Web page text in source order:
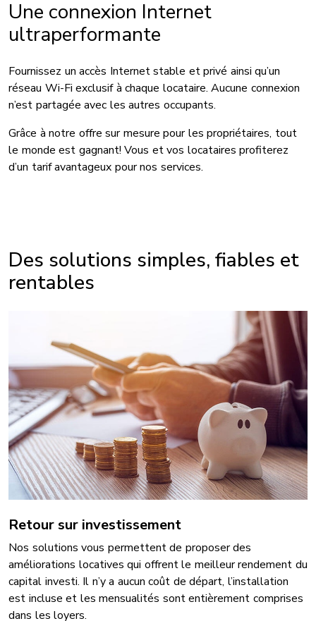
Une connexion Internet
ultraperformante
Fournissez un accès Internet stable et privé ainsi qu’un
réseau Wi-Fi exclusif à chaque locataire. Aucune connexion
n’est partagée avec les autres occupants.
Grâce à notre offre sur mesure pour les propriétaires, tout
le monde est gagnant! Vous et vos locataires profiterez
d’un tarif avantageux pour nos services.
Des solutions simples, fiables et
rentables
Retour sur investissement
Nos solutions vous permettent de proposer des
améliorations locatives qui offrent le meilleur rendement du
capital investi. Il n’y a aucun coût de départ, l’installation
est incluse et les mensualités sont entièrement comprises
dans les loyers.